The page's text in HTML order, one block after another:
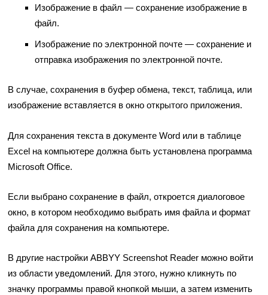
Изображение в файл — сохранение изображение в
файл.
Изображение по электронной почте — сохранение и
отправка изображения по электронной почте.
В случае, сохранения в буфер обмена, текст, таблица, или
изображение вставляется в окно открытого приложения.
Для сохранения текста в документе Word или в таблице
Excel на компьютере должна быть установлена программа
Microsoft Office.
Если выбрано сохранение в файл, откроется диалоговое
окно, в котором необходимо выбрать имя файла и формат
файла для сохранения на компьютере.
В другие настройки ABBYY Screenshot Reader можно войти
из области уведомлений. Для этого, нужно кликнуть по
значку программы правой кнопкой мыши, а затем изменить